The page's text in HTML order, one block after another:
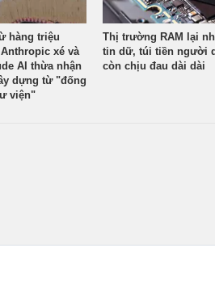
hàng triệu
xé và
AI thừa nhận
dựng từ "đống
viện"
Thị trường RAM lại
tin dữ, túi tiền người
còn chịu đau dài dài